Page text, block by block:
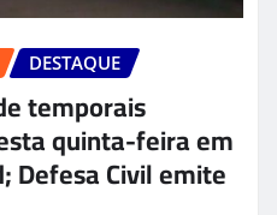
DESTAQUE
temporais
quinta-feira em
Defesa Civil emite